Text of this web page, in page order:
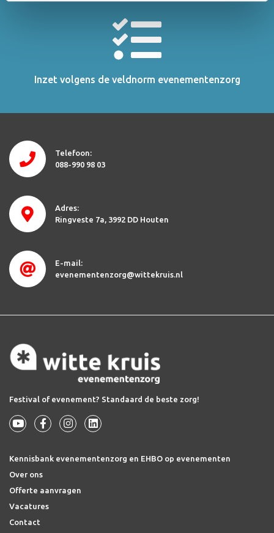
Inzet volgens de veldnorm evenementenzorg
Telefoon:
088-990 98 03
Adres:
Ringveste 7a 3992 DD Houten
E-mail:
evenementenzorg@wittekruis.nl
Festival of evenement? Standaard de beste zorg!
Kennisbank evenementenzorg en EHBO op evenementen
Over ons
Offerte aanvragen
Vacatures
Contact